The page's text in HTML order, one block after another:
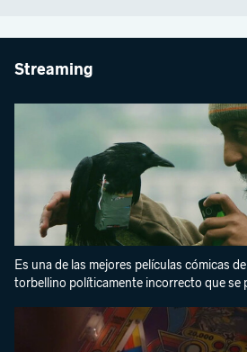
Streaming
Es una de las mejores películas cómicas
torbellino políticamente incorrecto que se